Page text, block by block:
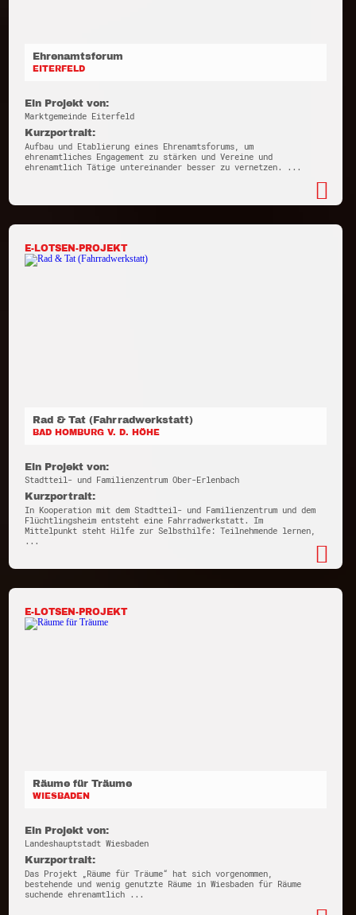
Ehrenamtsforum
EITERFELD
Ein Projekt von:
Marktgemeinde Eiterfeld
Kurzportrait:
Aufbau und Etablierung eines Ehrenamtsforums, um
ehrenamtliches Engagement zu stärken und Vereine und
ehrenamtlich Tätige untereinander besser zu vernetzen. ...
E-LOTSEN-PROJEKT
Rad & Tat (Fahrradwerkstatt)
BAD HOMBURG V. D. HÖHE
Ein Projekt von:
Stadtteil- und Familienzentrum Ober-Erlenbach
Kurzportrait:
In Kooperation mit dem Stadtteil- und Familienzentrum und dem
Flüchtlingsheim entsteht eine Fahrradwerkstatt. Im
Mittelpunkt steht Hilfe zur Selbsthilfe: Teilnehmende lernen,
...
E-LOTSEN-PROJEKT
Räume für Träume
WIESBADEN
Ein Projekt von:
Landeshauptstadt Wiesbaden
Kurzportrait:
Das Projekt „Räume für Träume“ hat sich vorgenommen,
bestehende und wenig genutzte Räume in Wiesbaden für Räume
suchende ehrenamtlich ...